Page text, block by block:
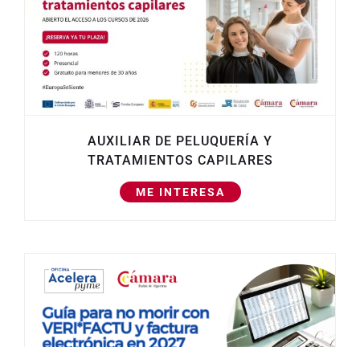
AUXILIAR DE PELUQUERÍA Y
TRATAMIENTOS CAPILARES
ME INTERESA